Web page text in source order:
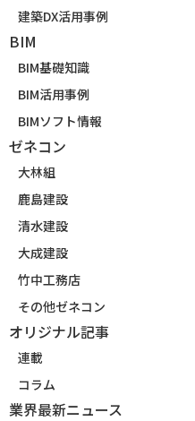
建築DX活用事例
BIM
BIM基礎知識
BIM活用事例
BIMソフト情報
ゼネコン
大林組
鹿島建設
清水建設
大成建設
竹中工務店
その他ゼネコン
オリジナル記事
連載
コラム
業界最新ニュース